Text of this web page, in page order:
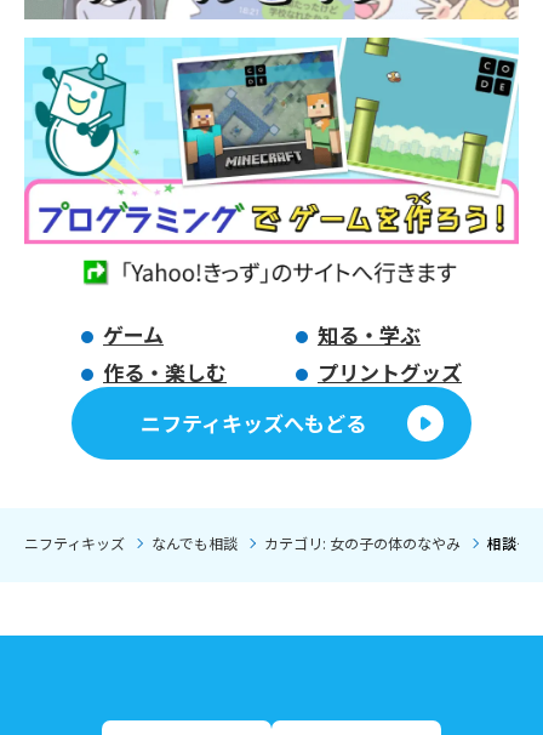
ゲーム
知る・学ぶ
作る・楽しむ
プリントグッズ
ニフティキッズへもどる
ニフティキッズ なんでも相談 カテゴリ: 女の子の体のなやみ 相談タ